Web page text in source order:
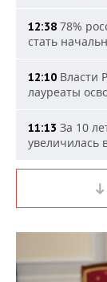
12:38 78%
стать
12:10 Власти
лауреаты
11:13 За 10
увеличилась